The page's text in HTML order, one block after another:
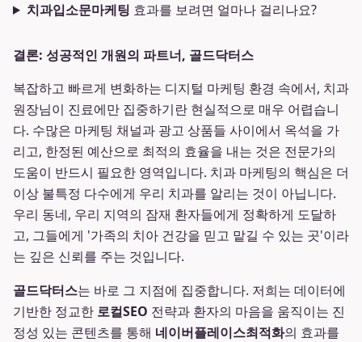
치과입소문마케팅 효과를 보려면 얼마나 걸리나요?
결론: 성공적인 개원의 파트너, 골드닥터스
복잡하고 빠르게 변화하는 디지털 마케팅 환경 속에서, 치과
원장님이 진료에만 집중하기란 현실적으로 매우 어렵습니
다. 수많은 마케팅 채널과 광고 상품들 사이에서 옥석을 가
리고, 한정된 예산으로 최적의 효율을 내는 것은 전문가의
도움이 반드시 필요한 영역입니다. 치과 마케팅의 핵심은 더
이상 불특정 다수에게 우리 치과를 알리는 것이 아닙니다.
우리 동네, 우리 지역의 잠재 환자들에게 정확하게 도달하
고, 그들에게 '가족의 치아 건강을 믿고 맡길 수 있는 곳'이라
는 깊은 신뢰를 주는 것입니다.
골드닥터스는 바로 그 지점에 집중합니다. 저희는 데이터에
기반한 정교한 로컬SEO 전략과 환자의 마음을 움직이는 진
정성 있는 콘텐츠를 통해 네이버플레이스최적화의 효과를